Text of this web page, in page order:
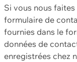
Si vous nous
formulaire de
fournies dans le
données de
enregistrées chez